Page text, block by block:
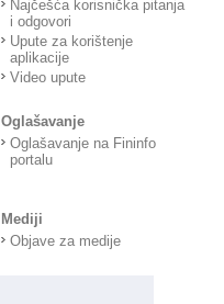
Najčešća korisnička pitanja
i odgovori
Upute za korištenje
aplikacije
Video upute
Oglašavanje
Oglašavanje na Fininfo
portalu
Mediji
Objave za medije